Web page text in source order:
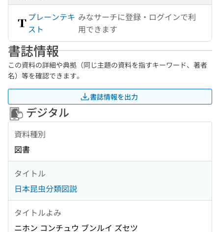
プレーンテキ
スト
みなサーチに登録・ログインで利
用できます
書誌情報
この資料の詳細や典拠（同じ主題の資料を指すキーワード、著者
名）等を確認できます。
書誌情報を出力
デジタル
資料種別
図書
タイトル
日本昆虫分類図説
タイトルよみ
ニホン コンチュウ ブンルイ ズセツ